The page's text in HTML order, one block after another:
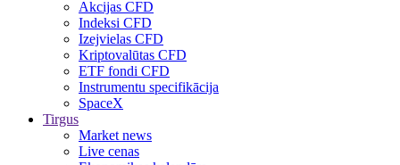
Akcijas CFD
Indeksi CFD
Izejvielas CFD
Kriptovalūtas CFD
ETF fondi CFD
Instrumentu specifikācija
SpaceX
Tirgus
Market news
Live cenas